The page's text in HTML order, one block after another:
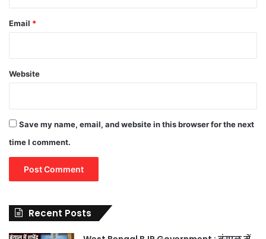
Email *
Website
Save my name, email, and website in this browser for the next
time I comment.
Recent Posts